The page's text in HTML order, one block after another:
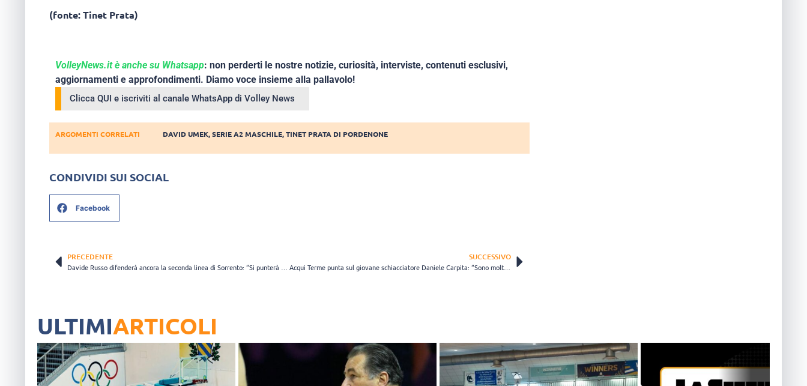
(fonte: Tinet Prata)
VolleyNews.it è anche su Whatsapp: non perderti le nostre notizie, curiosità, interviste, contenuti esclusivi,
aggiornamenti e approfondimenti. Diamo voce insieme alla pallavolo!
Clicca QUI e iscriviti al canale WhatsApp di Volley News
ARGOMENTI CORRELATI DAVID UMEK,SERIE A2 MASCHILE,TINET PRATA DI PORDENONE
CONDIVIDI SUI SOCIAL
Facebook
PRECEDENTE SUCCESSIVO
Acqui Terme punta sul giovane schiacciatore Daniele Carpita: “Sono molto carico”
ULTIMIARTICOLI